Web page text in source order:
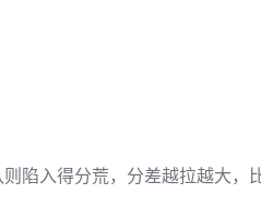
陷入得分荒，分差越拉越大